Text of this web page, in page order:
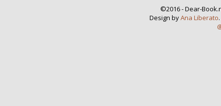
©2016 - Dear-
Design byAna Liberato